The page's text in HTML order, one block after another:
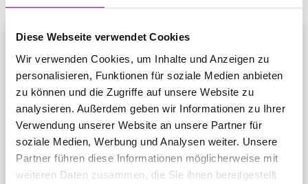
Diese Webseite verwendet Cookies
Wir verwenden Cookies, um Inhalte und Anzeigen zu
personalisieren, Funktionen für soziale Medien anbieten
zu können und die Zugriffe auf unsere Website zu
analysieren. Außerdem geben wir Informationen zu Ihrer
Verwendung unserer Website an unsere Partner für
soziale Medien, Werbung und Analysen weiter. Unsere
Partner führen diese Informationen möglicherweise mit
weiteren Daten zusammen, die Sie ihnen bereitgestellt
THE POWER
OF SURFACE.